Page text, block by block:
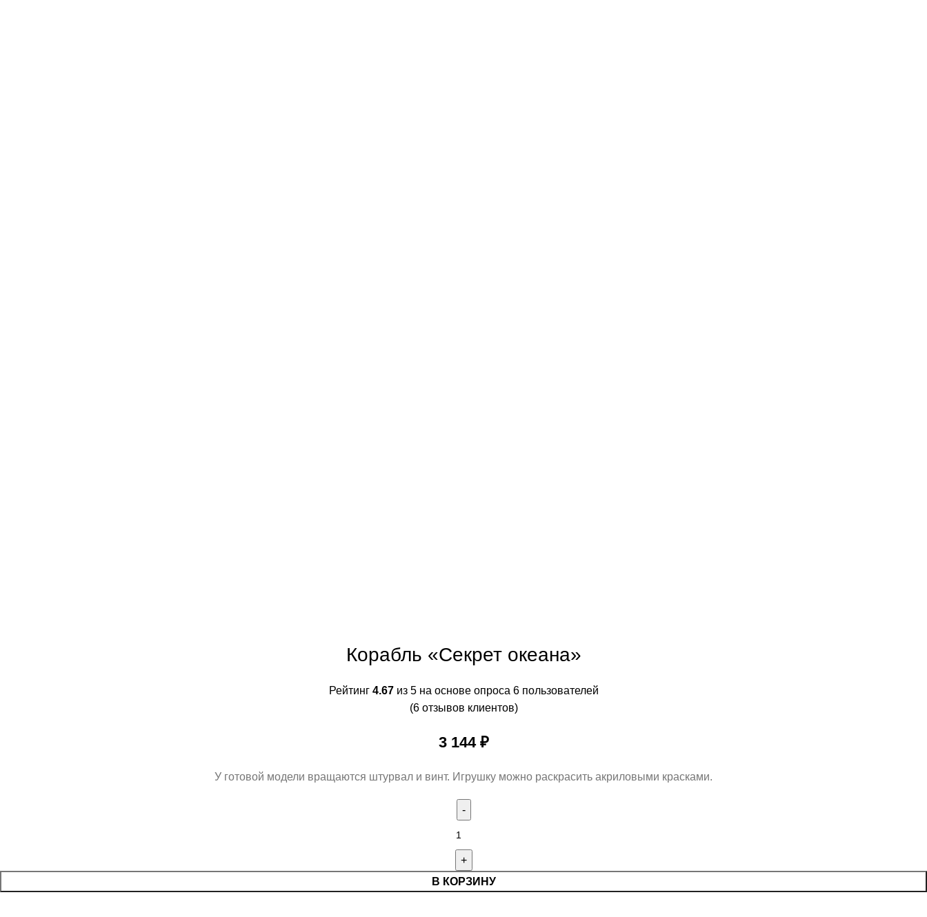
Корабль «Секрет океана»
Рейтинг 4.67из 5 на основе опроса 6пользователей
(6отзывов клиентов)
3 144 ₽
У готовой модели вращаются штурвал и винт. Игрушку можно раскрасить акриловыми красками.
В КОРЗИНУ